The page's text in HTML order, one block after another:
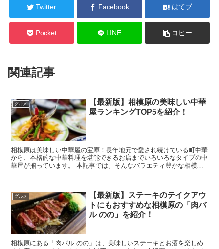
Twitter Facebook はてブ
Pocket LINE コピー
関連記事
グルメ
【最新版】相模原の美味しい中華
屋ランキングTOP5を紹介！
相模原は美味しい中華屋の宝庫！長年地元で愛され続けている町中華
から、本格的な中華料理を堪能できるお店までいろいろなタイプの中
華屋が揃っています。 本記事では、そんなバラエティ豊かな相模原
グルメ
【最新版】ステーキのテイクアウ
トにもおすすめな相模原の「肉バ
ル のの」を紹介！
相模原にある「肉バル のの」は、美味しいステーキとお酒を楽しめ